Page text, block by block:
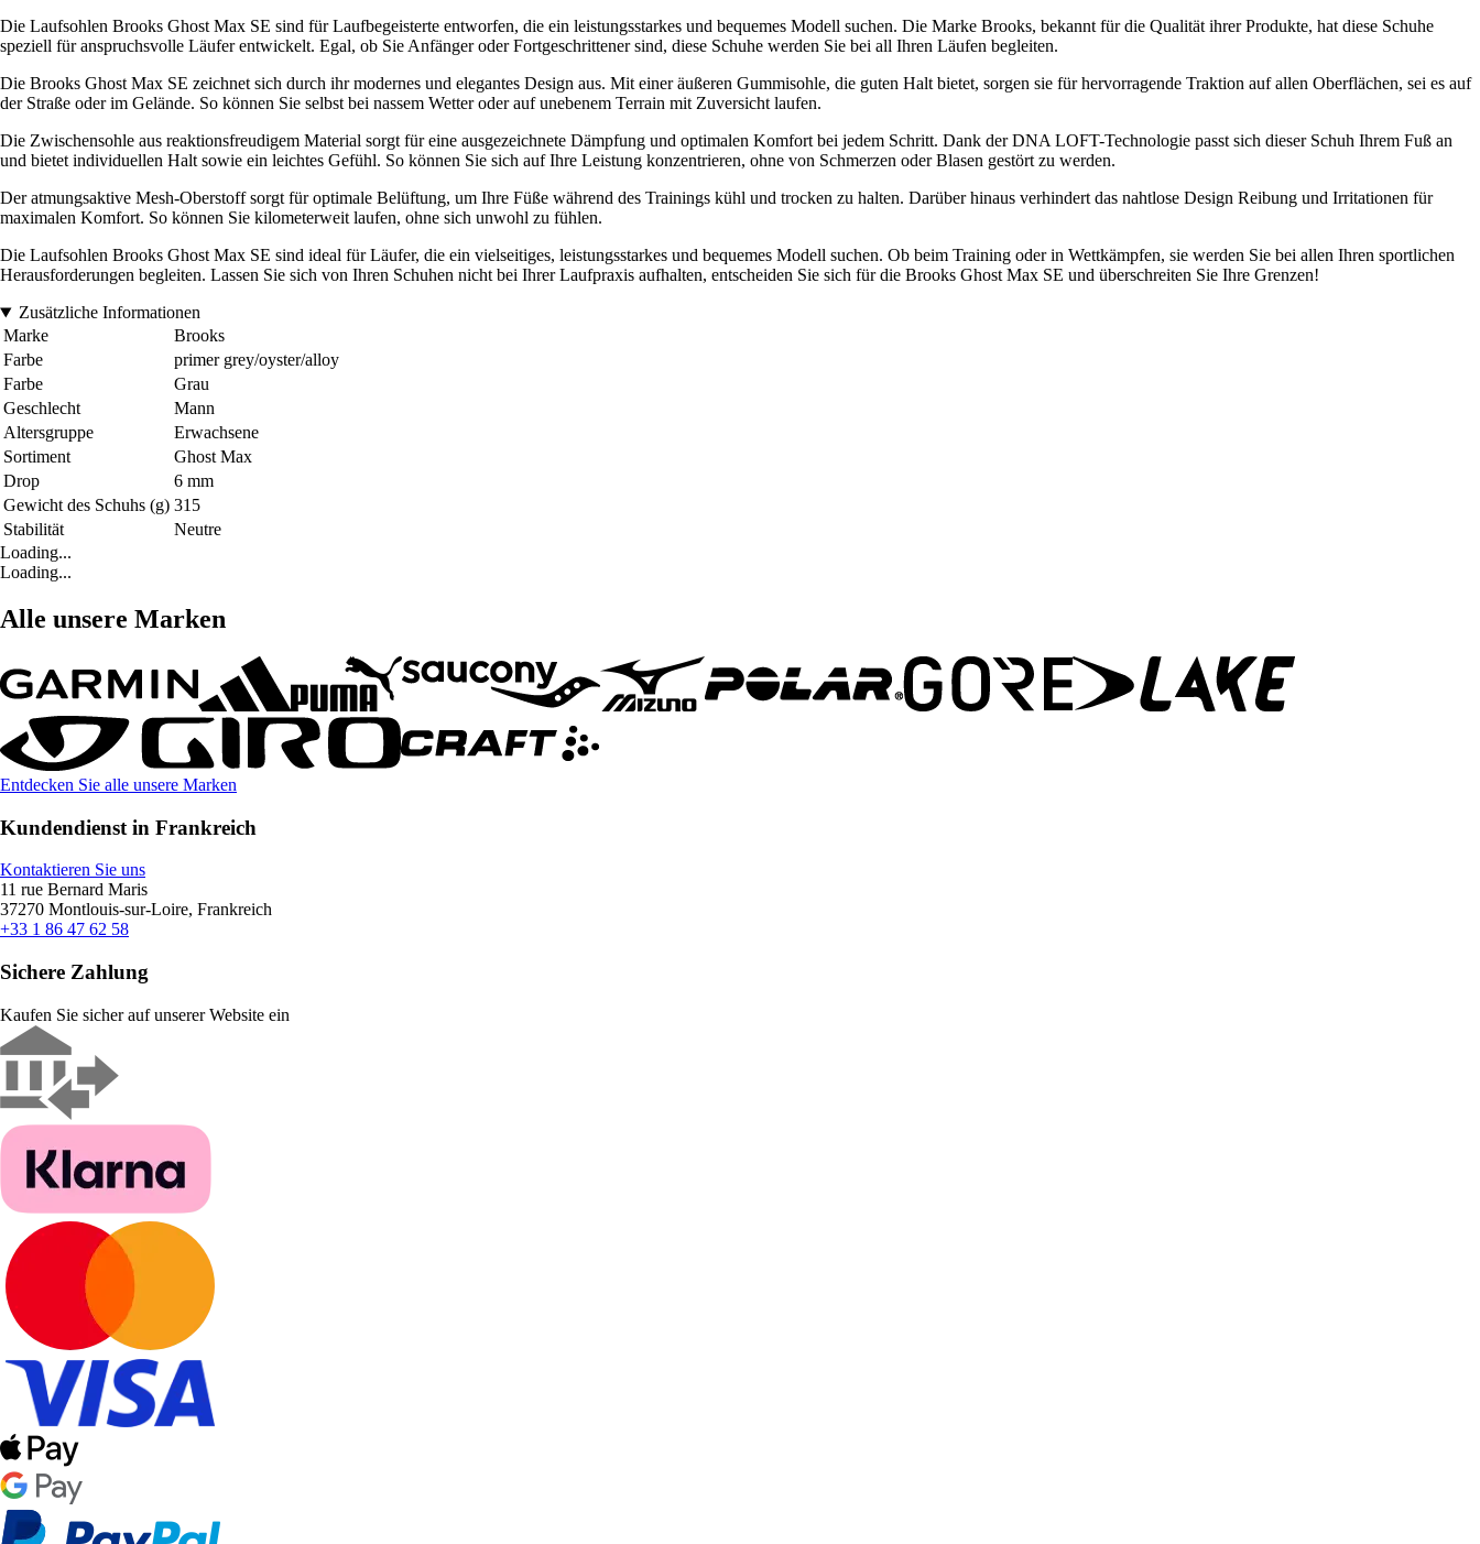
Die Laufsohlen Brooks Ghost Max SE sind für Laufbegeisterte entworfen, die ein leistungsstarkes und bequemes Modell suchen. Die Marke Brooks, bekannt für die Qualität ihrer Produkte, hat diese Schuhe
speziell für anspruchsvolle Läufer entwickelt. Egal, ob Sie Anfänger oder Fortgeschrittener sind, diese Schuhe werden Sie bei all Ihren Läufen begleiten.
Die Brooks Ghost Max SE zeichnet sich durch ihr modernes und elegantes Design aus. Mit einer äußeren Gummisohle, die guten Halt bietet, sorgen sie für hervorragende Traktion auf allen Oberflächen, sei es auf
der Straße oder im Gelände. So können Sie selbst bei nassem Wetter oder auf unebenem Terrain mit Zuversicht laufen.
Die Zwischensohle aus reaktionsfreudigem Material sorgt für eine ausgezeichnete Dämpfung und optimalen Komfort bei jedem Schritt. Dank der DNA LOFT-Technologie passt sich dieser Schuh Ihrem Fuß an
und bietet individuellen Halt sowie ein leichtes Gefühl. So können Sie sich auf Ihre Leistung konzentrieren, ohne von Schmerzen oder Blasen gestört zu werden.
Der atmungsaktive Mesh-Oberstoff sorgt für optimale Belüftung, um Ihre Füße während des Trainings kühl und trocken zu halten. Darüber hinaus verhindert das nahtlose Design Reibung und Irritationen für
maximalen Komfort. So können Sie kilometerweit laufen, ohne sich unwohl zu fühlen.
Die Laufsohlen Brooks Ghost Max SE sind ideal für Läufer, die ein vielseitiges, leistungsstarkes und bequemes Modell suchen. Ob beim Training oder in Wettkämpfen, sie werden Sie bei allen Ihren sportlichen
Herausforderungen begleiten. Lassen Sie sich von Ihren Schuhen nicht bei Ihrer Laufpraxis aufhalten, entscheiden Sie sich für die Brooks Ghost Max SE und überschreiten Sie Ihre Grenzen!
Zusätzliche Informationen
Marke
Brooks
Farbe
primer grey/oyster/alloy
Farbe
Grau
Geschlecht
Mann
Altersgruppe
Erwachsene
Sortiment
Ghost Max
Drop
6 mm
Gewicht des Schuhs (g) 315
Stabilität
Neutre
Loading...
Loading...
Alle unsere Marken
Entdecken Sie alle unsere Marken
Kundendienst in Frankreich
Kontaktieren Sie uns
11 rue Bernard Maris
37270 Montlouis-sur-Loire, Frankreich
+33 1 86 47 62 58
Sichere Zahlung
Kaufen Sie sicher auf unserer Website ein